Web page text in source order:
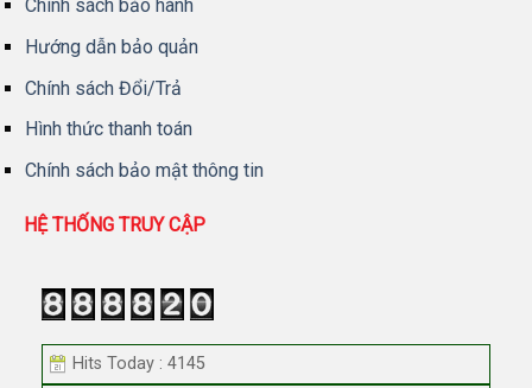
Chính sách bảo hành
Hướng dẫn bảo quản
Chính sách Đổi/Trả
Hình thức thanh toán
Chính sách bảo mật thông tin
HỆ THỐNG TRUY CẬP
Hits Today : 4145